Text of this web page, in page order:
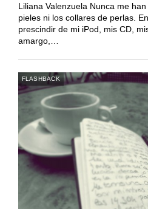
Liliana Valenzuela Nunca me
pieles ni los collares de perlas.
prescindir de mi iPod, mis CD,
amargo,…
FLASHBACK